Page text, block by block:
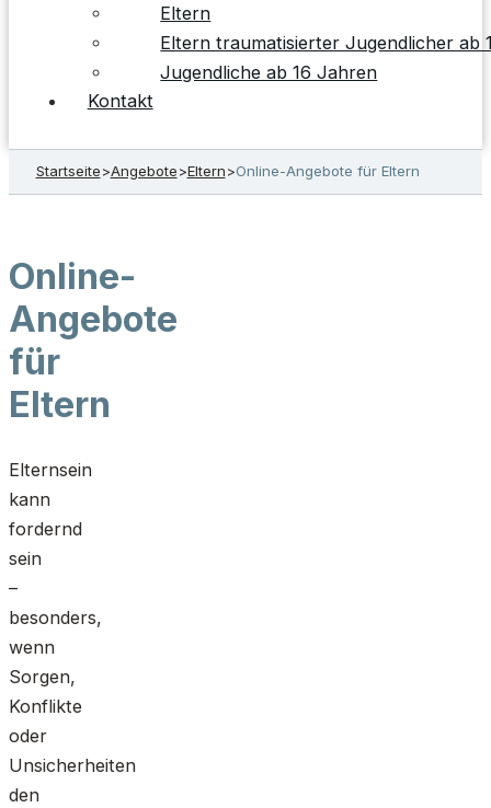
Eltern
Eltern traumatisierter Jugendlicher ab
Jugendliche ab 16 Jahren
Kontakt
Startseite>Angebote>Eltern>Online-Angebote für Eltern
Online-
Angebote
für
Eltern
Elternsein
kann
fordernd
sein
–
besonders,
wenn
Sorgen,
Konflikte
oder
Unsicherheiten
den